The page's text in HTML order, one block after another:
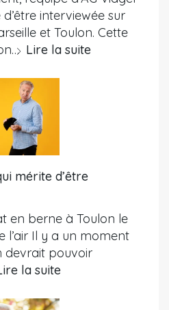
interviewée sur
et Toulon. Cette
Lire la suite
mérite d’être
en berne à Toulon le
l’air Il y a un moment
devrait pouvoir
la suite